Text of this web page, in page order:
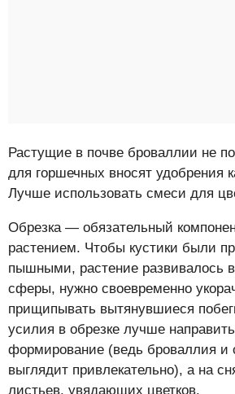
Растущие в почве броваллии не
для горшечных вносят удобрения
Лучше использовать смеси для
Обрезка — обязательный
растением. Чтобы кустики были
пышными, растение развивалось в
сферы, нужно своевременно
прищипывать вытянувшиеся
усилия в обрезке лучше
формирование (ведь броваллия и
выглядит привлекательно), а на
листьев, увядающих цветков.